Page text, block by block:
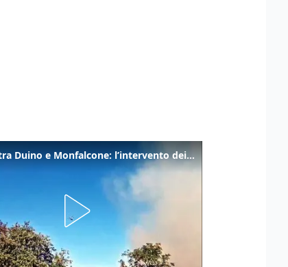
Incendio tra Duino e Monfalcone: l’intervento dei vigili del fuoco